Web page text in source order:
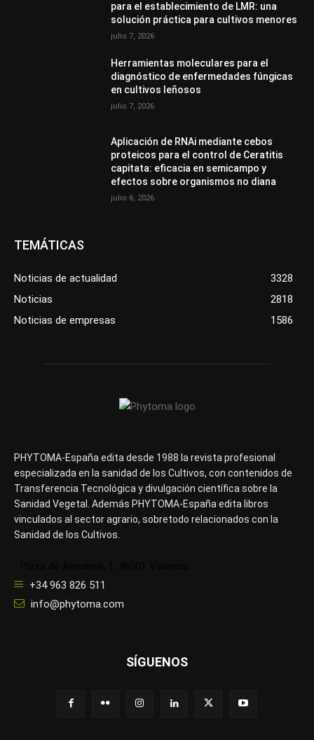
para el establecimiento de LMR: una
solución práctica para cultivos menores
julio 7, 2026
Herramientas moleculares para el
diagnóstico de enfermedades fúngicas
en cultivos leñosos
julio 7, 2026
Aplicación de RNAi mediante cebos
proteicos para el control de Ceratitis
capitata: eficacia en semicampo y
efectos sobre organismos no diana
julio 6, 2026
TEMÁTICAS
Noticias de actualidad
3328
Noticias
2818
Noticias de empresas
1586
PHYTOMA-España edita desde 1988 la revista profesional
especializada en la sanidad de los Cultivos, con contenidos de
Transferencia Tecnológica y divulgación científica sobre la
Sanidad Vegetal. Además PHYTOMA-España edita libros
vinculados al sector agrario, sobretodo relacionados con la
Sanidad de los Cultivos.
+34 963 826 511
info@phytoma.com
SÍGUENOS